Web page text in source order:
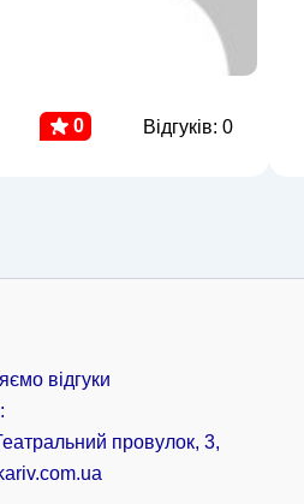
0 Відгуків: 0
відгуки
провулок, 3,